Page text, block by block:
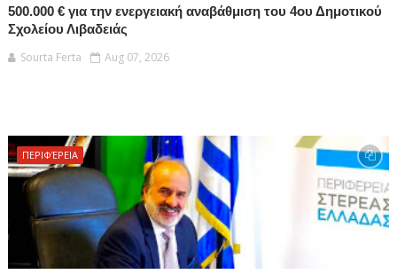
500.000 € για την ενεργειακή αναβάθμιση του 4ου Δημοτικού
Σχολείου Λιβαδειάς
Sourta Ferta
Aug 07, 2026
ΠΕΡΙΦΈΡΕΙΑ